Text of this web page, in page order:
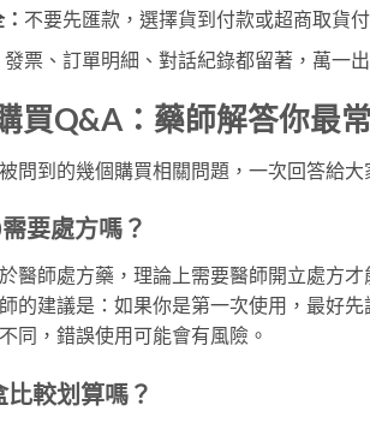
不要先匯款，選擇貨到付款或超商取貨
發票、訂單明細、對話紀錄都留著，萬一
買Q&A：藥師解答你最
問到的幾個購買相關問題，一次回答給大
要處方嗎？
醫師處方藥，理論上需要醫師開立處方
的建議是：如果你是第一次使用，最好
同，錯誤使用可能會有風險。
較划算嗎？